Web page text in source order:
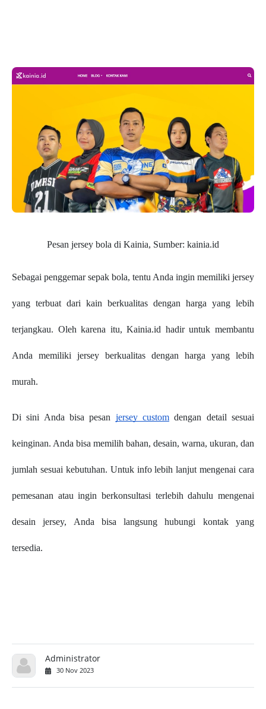
Pesan jersey bola di Kainia, Sumber: kainia.id
Sebagai penggemar sepak bola, tentu Anda ingin memiliki jersey
yang terbuat dari kain berkualitas dengan harga yang lebih
terjangkau. Oleh karena itu, Kainia.id hadir untuk membantu
Anda memiliki jersey berkualitas dengan harga yang lebih
murah.
Di sini Anda bisa pesan jersey custom dengan detail sesuai
keinginan. Anda bisa memilih bahan, desain, warna, ukuran, dan
jumlah sesuai kebutuhan. Untuk info lebih lanjut mengenai cara
pemesanan atau ingin berkonsultasi terlebih dahulu mengenai
desain jersey, Anda bisa langsung hubungi kontak yang
tersedia.
Administrator
30 Nov 2023